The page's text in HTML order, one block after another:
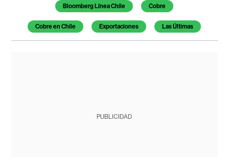
Bloomberg Línea Chile Cobre
Cobre en Chile Exportaciones Las Últimas
PUBLICIDAD